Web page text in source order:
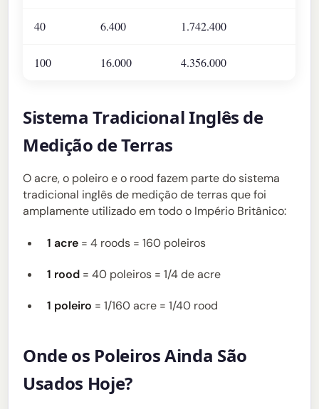
40 6.400 1.742.400
100 16.000 4.356.000
Sistema Tradicional Inglês de
Medição de Terras
O acre, o poleiro e o rood fazem parte do sistema
tradicional inglês de medição de terras que foi
amplamente utilizado em todo o Império Britânico:
1 acre = 4 roods = 160 poleiros
1 rood = 40 poleiros = 1/4 de acre
1 poleiro = 1/160 acre = 1/40 rood
Onde os Poleiros Ainda São
Usados Hoje?